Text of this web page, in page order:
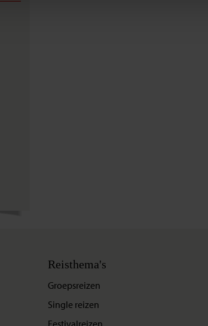
Reisthema's
Groepsreizen
Single reizen
Festivalreizen